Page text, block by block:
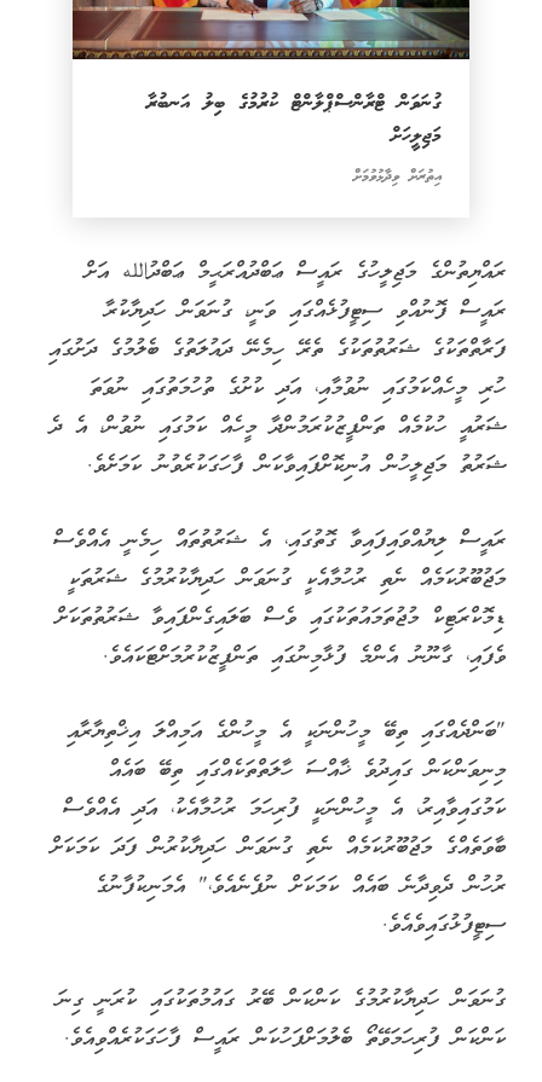
ގުނަވަން ޓްރާންސްޕްލާންޓް ކުރުމުގެ ބިލު އަނބުރާ
މަޖިލީހަށް
އިތުރަށް ވިދާޅުވުމަށް
ރައްޔިތުންގެ މަޖިލީހުގެ ރައީސް ޢަބްދުއްރަޙީމް ޢަބްދުالله އަށް
ރައީސް ފޮނުއްވި ސިޓީފުޅެއްގައި ވަނީ، ގުނަވަން ހަދިޔާކުރާ
ފަރާތްތަކުގެ ޝަރުތުތަކުގެ ތެރޭ ހިމެނޭ ދައުލަތުގެ ބެލުމުގެ ދަށުގައި
ހުރި މީހެއްކަމުގައި ނުވުމާއި، އަދި ކުށުގެ ތުހުމަތުގައި ނުވަތަ
ޝަރުއީ ހުކުމެއް ތަންފީޒުކުރަމުންދާ މީހެއް ކަމުގައި ނުވުން، އެ ދެ
ޝަރުތު މަޖިލީހުން އުނިކޮށްފައިވާކަން ފާހަގަކުރެވުނު ކަމަށެވެ.
ރައީސް ލިޔުއްވައިފައިވާ ގޮތުގައި، އެ ޝަރުތުތައް ހިމެނީ އެއްވެސް
މަޖުބޫރުކަމެއް ނެތި ރުހުމާއެކީ ގުނަވަން ހަދިޔާކުރުމުގެ ޝަރުތަކީ
ޑިމޮކްރަޓިކް މުޖުތަމައުތަކުގައި ވެސް ބަލައިގެންފައިވާ ޝަރުތުތަކަށް
ވެފައި، ގާނޫނު އެންމެ ފުޅާމިނުގައި ތަންފީޒުކުރުމަށްޓަކައެވެ.
"ބަންދެއްގައި ތިބޭ މީހުންނަކީ އެ މީހުންގެ އަމިއްލަ އިޚްތިޔާރާއި
މިނިވަންކަން ގައިދުވެ ޚާއްސަ ހާލަތްތަކެއްގައި ތިބޭ ބައެއް
ކަމުގައިވާއިރު، އެ މީހުންނަކީ ފުރިހަމަ ރުހުމާއެކު، އަދި އެއްވެސް
ބާވަތެއްގެ މަޖުބޫރުކަމެއް ނެތި ގުނަވަން ހަދިޔާކުރުން ފަދަ ކަމަކަށް
ރުހުން ދެވިދާނެ ބައެއް ކަމަކަށް ނުފެނެއެވެ،" އެމަނިކުފާނުގެ
ސިޓީފުޅުގައިވެއެވެ.
ގުނަވަން ހަދިޔާކުރުމުގެ ކަންކަން ބޭރު ގައުމުތަކުގައި ކުރަނީ ގިނަ
ކަންކަން ފުރިހަމަވޭތޯ ބެލުމަށްފަހުކަން ރައީސް ފާހަގަކުރެއްވިއެވެ.